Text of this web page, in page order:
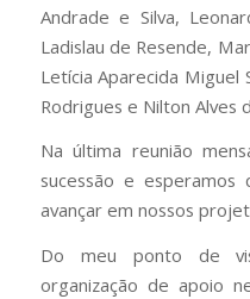
Andrade e Silva,
Ladislau de Resende,
Letícia Aparecida Miguel
Rodrigues e Nilton Alves
Na última reunião
sucessão e
avançar em nossos
Do meu ponto de
organização de apoio